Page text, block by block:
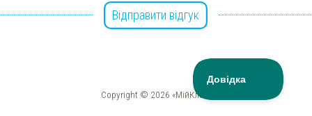
Відправити відгук
Copyright © 2026 «МійКлас»